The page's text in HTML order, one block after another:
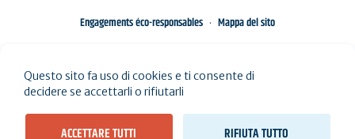
Engagements éco-responsables
Mappa del sito
Questo sito fa uso di cookies e ti consente di
decidere se accettarli o rifiutarli
ACCETTARE TUTTI RIFIUTA TUTTO